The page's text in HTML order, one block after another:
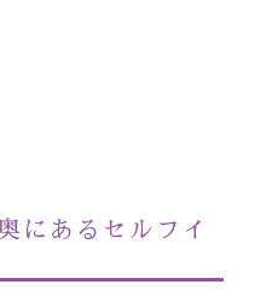
にあるセルフイ